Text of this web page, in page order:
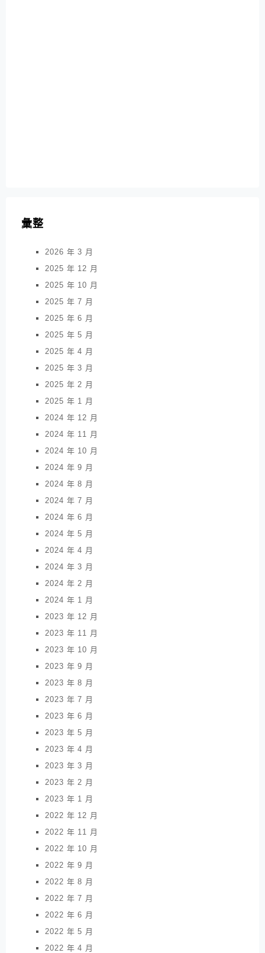
彙整
2026 年 3 月
2025 年 12 月
2025 年 10 月
2025 年 7 月
2025 年 6 月
2025 年 5 月
2025 年 4 月
2025 年 3 月
2025 年 2 月
2025 年 1 月
2024 年 12 月
2024 年 11 月
2024 年 10 月
2024 年 9 月
2024 年 8 月
2024 年 7 月
2024 年 6 月
2024 年 5 月
2024 年 4 月
2024 年 3 月
2024 年 2 月
2024 年 1 月
2023 年 12 月
2023 年 11 月
2023 年 10 月
2023 年 9 月
2023 年 8 月
2023 年 7 月
2023 年 6 月
2023 年 5 月
2023 年 4 月
2023 年 3 月
2023 年 2 月
2023 年 1 月
2022 年 12 月
2022 年 11 月
2022 年 10 月
2022 年 9 月
2022 年 8 月
2022 年 7 月
2022 年 6 月
2022 年 5 月
2022 年 4 月